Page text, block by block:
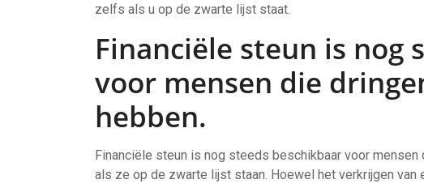
zelfs als u op de zwarte lijst staat.
Financiële steun is nog
voor mensen die
hebben.
Financiële steun is nog steeds beschikbaar voor
als ze op de zwarte lijst staan. Hoewel het verkrijgen